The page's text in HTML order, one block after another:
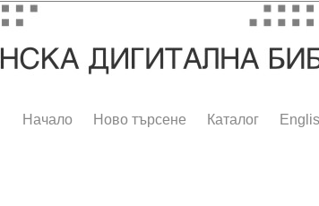
Начало Ново търсене Каталог